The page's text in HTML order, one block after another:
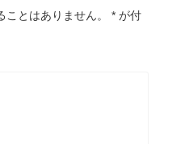
とはありません。 * が付